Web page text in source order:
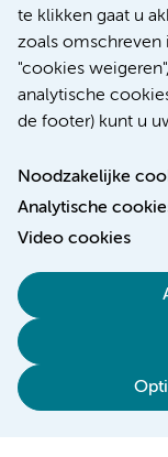
te klikken gaat u
zoals omschreven
"cookies
analytische
de footer) kunt u
Noodzakelijke
Analytische
Video cookies
Verwijzen &
Responsible disclosure